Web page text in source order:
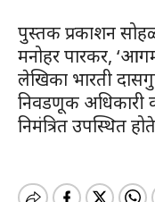
पुस्तक प्रकाशन
मनोहर पारकर,
लेखिका भारती
निवडणूक अधिकारी
निमंत्रित उपस्थित